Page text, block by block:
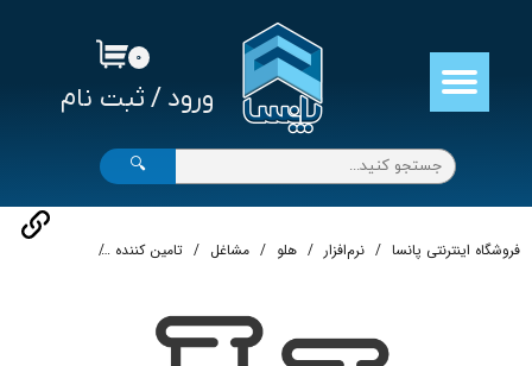
ورود / ثبت نام
حساب کاربری من
تغییر گذر واژه
سفارشات
خروج از حساب کاربری
۰
🔍
فروشگاه اینترنتی پانسا نرم‌افزار هلو مشاغل تامین کننده